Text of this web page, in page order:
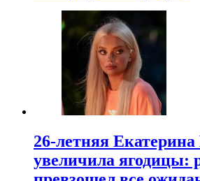
26-летняя
увеличила ягодицы: